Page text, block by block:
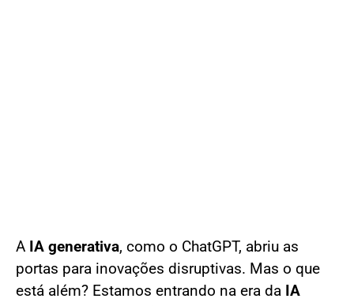
A IA generativa, como o ChatGPT, abriu as
portas para inovações disruptivas. Mas o que
está além? Estamos entrando na era da IA